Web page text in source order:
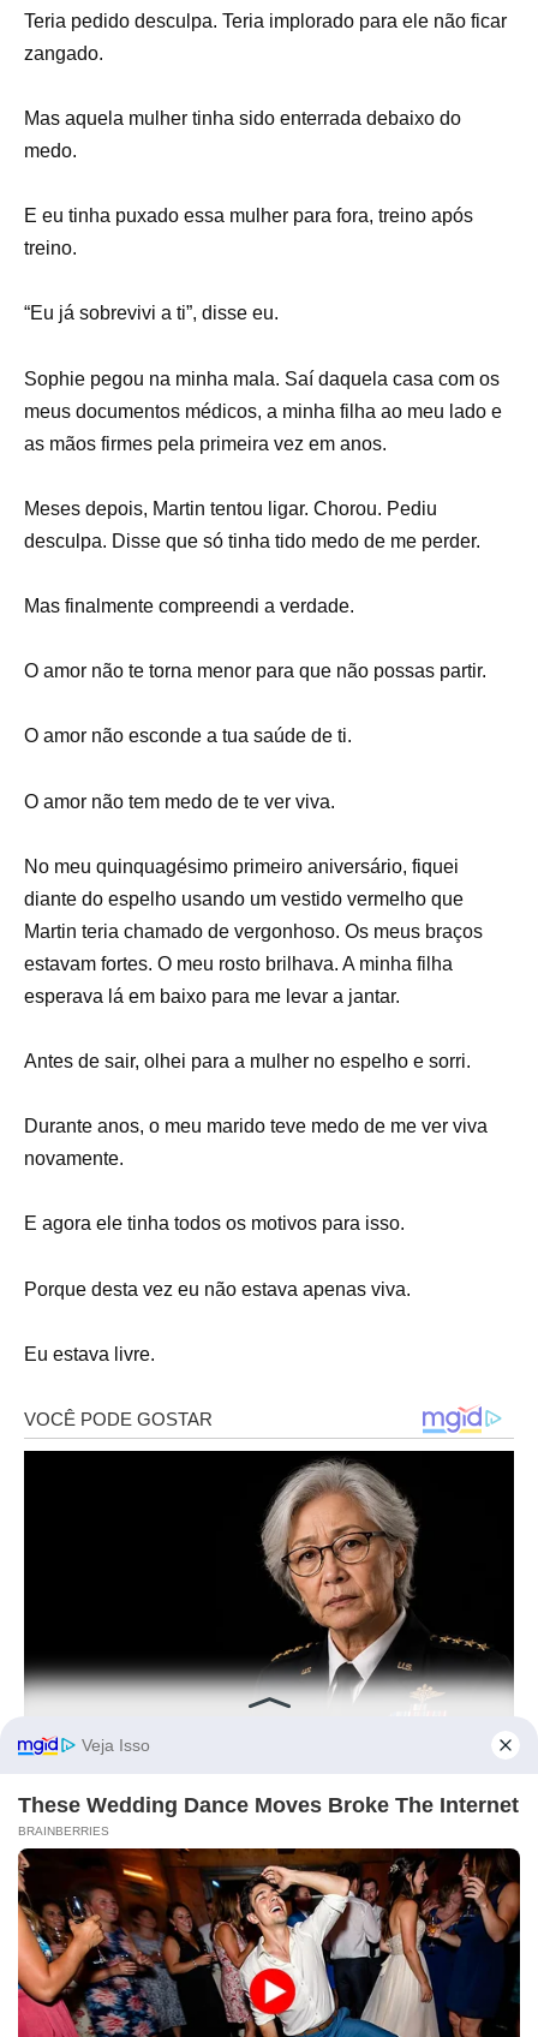
Teria pedido desculpa. Teria implorado para ele não ficar
zangado.
Mas aquela mulher tinha sido enterrada debaixo do
medo.
E eu tinha puxado essa mulher para fora, treino após
treino.
“Eu já sobrevivi a ti”, disse eu.
Sophie pegou na minha mala. Saí daquela casa com os
meus documentos médicos, a minha filha ao meu lado e
as mãos firmes pela primeira vez em anos.
Meses depois, Martin tentou ligar. Chorou. Pediu
desculpa. Disse que só tinha tido medo de me perder.
Mas finalmente compreendi a verdade.
O amor não te torna menor para que não possas partir.
O amor não esconde a tua saúde de ti.
O amor não tem medo de te ver viva.
No meu quinquagésimo primeiro aniversário, fiquei
diante do espelho usando um vestido vermelho que
Martin teria chamado de vergonhoso. Os meus braços
estavam fortes. O meu rosto brilhava. A minha filha
esperava lá em baixo para me levar a jantar.
Antes de sair, olhei para a mulher no espelho e sorri.
Durante anos, o meu marido teve medo de me ver viva
novamente.
E agora ele tinha todos os motivos para isso.
Porque desta vez eu não estava apenas viva.
Eu estava livre.